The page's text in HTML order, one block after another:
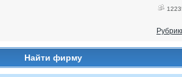
Найти фирму